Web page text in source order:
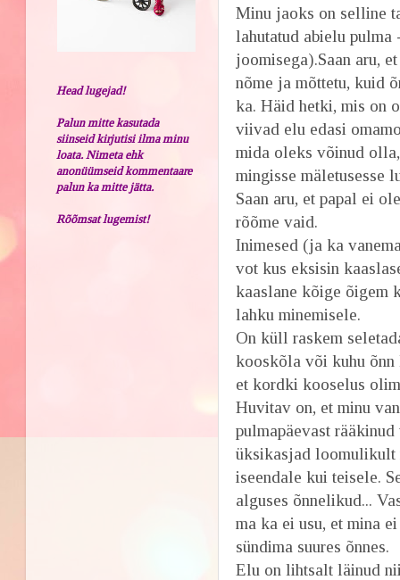
Minu jaoks on selline
lahutatud abielu
joomisega).Saan aru,
nõme ja mõttetu, kuid
ka. Häid hetki, mis on
viivad elu edasi
mida oleks võinud
mingisse mäletusesse
Saan aru, et papal ei
rõõme vaid.
Inimesed (ja ka
vot kus eksisin
kaaslane kõige õigem
lahku minemisele.
On küll raskem
kooskõla või kuhu õnn
et kordki kooselus
Huvitav on, et minu
pulmapäevast
üksikasjad loomulikult
iseendale kui teisele.
alguses õnnelikud...
ma ka ei usu, et mina
sündima suures õnnes.
Elu on lihtsalt läinud
Head lugejad!
Palun mitte kasutada
siinseid kirjutisi ilma minu
loata. Nimeta ehk
anonüümseid kommentaare
palun ka mitte jätta.
Rõõmsat lugemist!